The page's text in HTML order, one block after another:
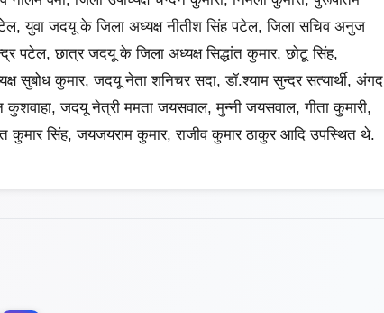
युवा जदयू के जिला अध्यक्ष नीतीश सिंह पटेल, जिला सचिव अनुज
पटेल, छात्र जदयू के जिला अध्यक्ष सिद्धांत कुमार, छोटू सिंह,
सुबोध कुमार, जदयू नेता शनिचर सदा, डॉ.श्याम सुन्दर सत्यार्थी, अंगद
जदयू नेत्री ममता जयसवाल, मुन्नी जयसवाल, गीता कुमारी,
कुमार सिंह, जयजयराम कुमार, राजीव कुमार ठाकुर आदि उपस्थित थे.